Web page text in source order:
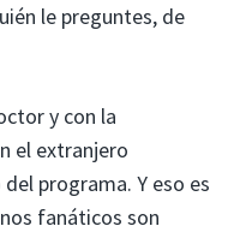
le preguntes, de
y con la
el extranjero
programa. Y eso es
fanáticos son